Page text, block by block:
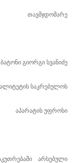
თავმჯდომარე
ბატონი გიორგი სვანიძე
საკრებულოს
აპარატის უფროსი
არსებული